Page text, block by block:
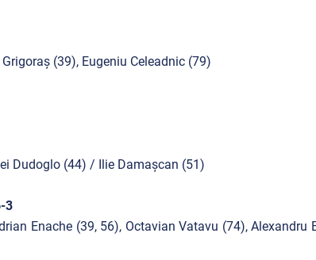
(39), Eugeniu Celeadnic (79)
Dudoglo (44) / Ilie Damașcan (51)
3
Enache (39, 56), Octavian Vatavu (74), Alexandru